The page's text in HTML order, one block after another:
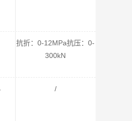
抗折：0-12MPa抗压：0-
300kN
/